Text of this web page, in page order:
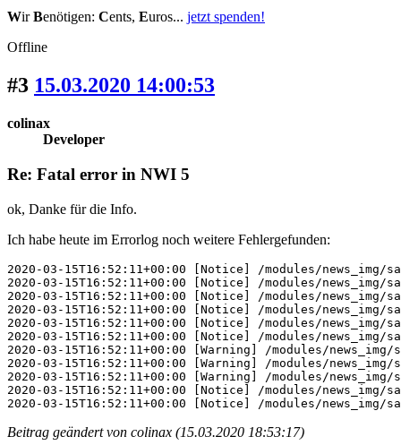
WirBenötigen: Cents, Euros... jetzt spenden!
Offline
#3 15.03.2020 14:00:53
colinax
Developer
Re: Fatal error in NWI 5
ok, Danke für die Info.
Ich habe heute im Errorlog noch weitere Fehlergefunden:
2020-03-15T16:52:11+00:00 [Notice] /modules/
2020-03-15T16:52:11+00:00 [Notice] /modules/
2020-03-15T16:52:11+00:00 [Notice] /modules/
2020-03-15T16:52:11+00:00 [Notice] /modules/
2020-03-15T16:52:11+00:00 [Notice] /modules/
2020-03-15T16:52:11+00:00 [Notice] /modules/
2020-03-15T16:52:11+00:00 [Warning] /modules/
2020-03-15T16:52:11+00:00 [Warning] /modules/
2020-03-15T16:52:11+00:00 [Warning] /modules/
2020-03-15T16:52:11+00:00 [Notice] /modules/
2020-03-15T16:52:11+00:00 [Notice] /modules/
Beitrag geändert von colinax (15.03.2020 18:53:17)